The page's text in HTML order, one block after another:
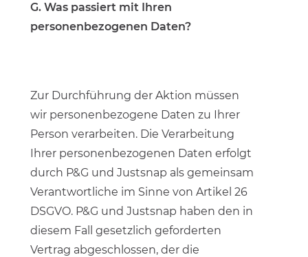
G. Was passiert mit Ihren
personenbezogenen Daten?
Zur Durchführung der Aktion müssen
wir personenbezogene Daten zu Ihrer
Person verarbeiten. Die Verarbeitung
Ihrer personenbezogenen Daten erfolgt
durch P&G und Justsnap als gemeinsam
Verantwortliche im Sinne von Artikel 26
DSGVO. P&G und Justsnap haben den in
diesem Fall gesetzlich geforderten
Vertrag abgeschlossen, der die